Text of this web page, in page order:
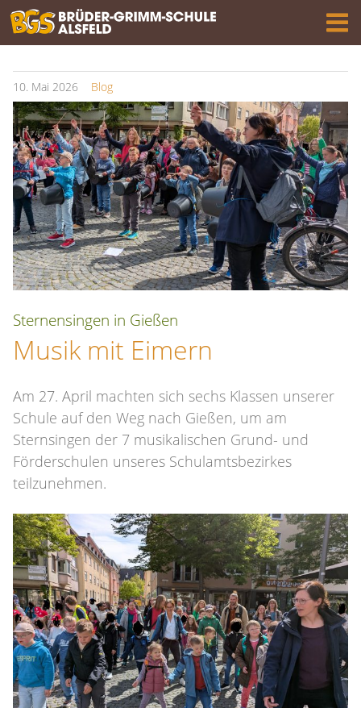
10. Mai 2026 Blog
Sternensingen in Gießen
Musik mit Eimern
Am 27. April machten sich sechs Klassen unserer
Schule auf den Weg nach Gießen, um am
Sternsingen der 7 musikalischen Grund- und
Förderschulen unseres Schulamtsbezirkes
teilzunehmen.